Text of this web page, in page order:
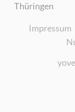
Thüringen
Impressum